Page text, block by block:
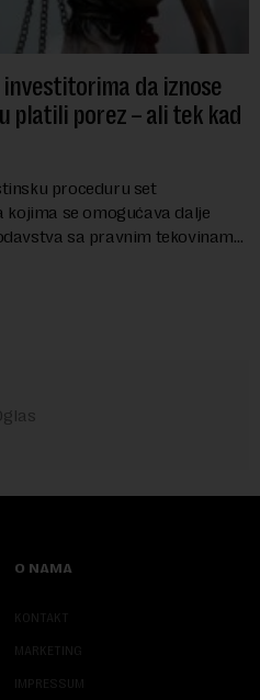
da iznose
platili porez – ali tek kad
proceduru set
kojima se omogućava dalje
sa pravnim tekovinama
O NAMA
KONTAKT
MARKETING
IMPRESSUM